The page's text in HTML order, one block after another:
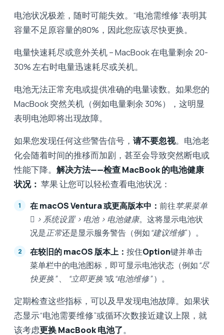
电池状况极差，随时可能失效。“电池需维修”表明其
容量不足原容量的80%，因此您应该尽快更换。
电量快速耗尽或意外关机 – MacBook 在电量剩余 20-
30% 左右时电量迅速耗尽或关机。
电池无法正常充电或提供准确的电量读数。如果您的
MacBook 突然关机（例如电量剩余 30%），这明显
表明电池即将出现故障。
如果您发现任何这些警告信号， 请不要忽视。电池老
化会随着时间的推移而加剧，甚至会导致突然断电或
性能下降。 解决方法——检查 MacBook 的电池健康
状况： 苹果 让您可以轻松查看电池状况：
在 macOS Ventura 或更高版本中： 前往苹果菜单
 > 系统设置 > 电池 > 电池健康。这将显示电池状
况是正常还是显示服务警告（例如“建议维修”）。
在较旧的 macOS 版本上： 按住Option键并单击
菜单栏中的电池图标，即可显示电池状态（例如“尽
快更换”、 “立即更换”或“电池维修”）。
定期检查这些指标，可以及早发现电池故障。如果状
态显示“电池需要维修”或循环次数接近建议上限，就
该考虑更换 MacBook 电池了。